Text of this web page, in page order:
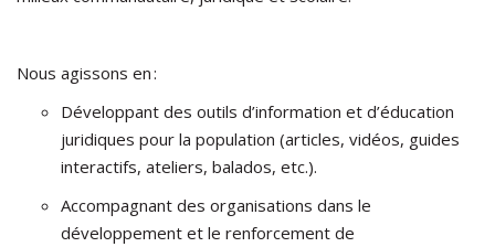
Nous agissons en :
Développant des outils d’information et d’éducation
juridiques pour la population (articles, vidéos, guides
interactifs, ateliers, balados, etc.).
Accompagnant des organisations dans le
développement et le renforcement de